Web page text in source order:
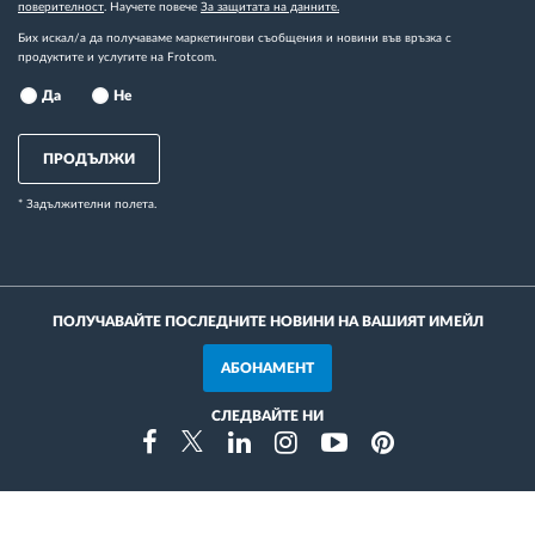
поверителност. Научете повече За защитата на данните.
Бих искал/а да получаваме маркетингови съобщения и новини във връзка с
продуктите и услугите на Frotcom.
Да Не
ПРОДЪЛЖИ
* Задължителни полета.
ПОЛУЧАВАЙТЕ ПОСЛЕДНИТЕ НОВИНИ НА ВАШИЯТ ИМЕЙЛ
АБОНАМЕНТ
СЛЕДВАЙТЕ НИ
FacebookTwitterLinkedinInstragramYoutubePinterest